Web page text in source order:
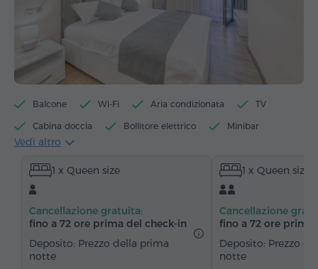
Balcone Wi-Fi Aria condizionata TV
Cabina doccia Bollitore elettrico Minibar
Articoli da toeletta
Asciugacapelli
Armadio/Guardaroba Sedia
Cassaforte Servizio sveglia Canali via cavo
Ferro da stiro con asse (su richiesta)
Vedi altro
1 x Queen size
Cancellazione gratuita:
fino a 72 ore prima del check‑in
Deposito: Prezzo della prima
notte
1 x Queen size
Cancellazione
fino a 72 ore prima
Deposito: Prezzo
notte